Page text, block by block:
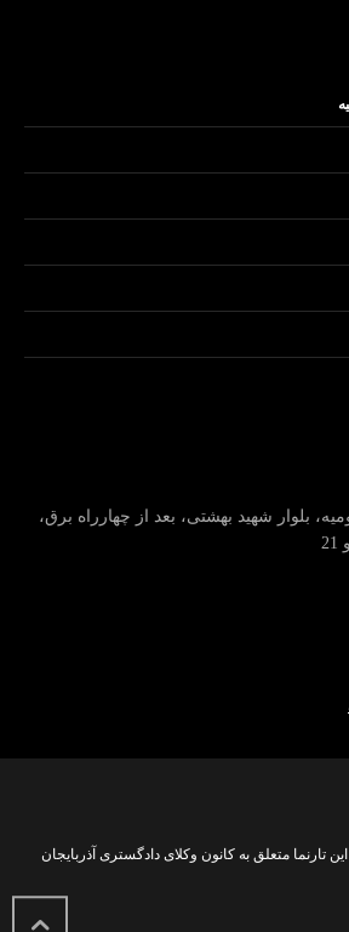
بلوار شهید بهشتی، بعد از چهارراه برق،
این تارنما متعلق به کانون وکلای دادگستری آذربایجان